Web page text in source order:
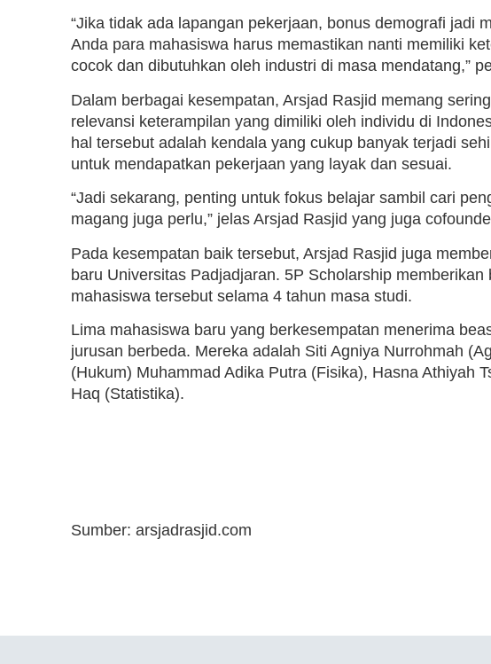
“Jika tidak ada lapangan pekerjaan, bonus demografi jadi
Anda para mahasiswa harus memastikan nanti memiliki
cocok dan dibutuhkan oleh industri di masa mendatang,”
Dalam berbagai kesempatan, Arsjad Rasjid memang
relevansi keterampilan yang dimiliki oleh individu di
hal tersebut adalah kendala yang cukup banyak terjadi
untuk mendapatkan pekerjaan yang layak dan sesuai.
“Jadi sekarang, penting untuk fokus belajar sambil cari
magang juga perlu,” jelas Arsjad Rasjid yang juga
Pada kesempatan baik tersebut, Arsjad Rasjid juga
baru Universitas Padjadjaran. 5P Scholarship
mahasiswa tersebut selama 4 tahun masa studi.
Lima mahasiswa baru yang berkesempatan menerima
jurusan berbeda. Mereka adalah Siti Agniya Nurrohmah
(Hukum) Muhammad Adika Putra (Fisika), Hasna Athiyah
Haq (Statistika).
Sumber: arsjadrasjid.com